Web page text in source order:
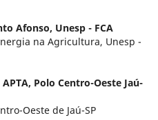
Afonso, Unesp - FCA
na Agricultura, Unesp -
APTA, Polo Centro-Oeste Jaú-
Oeste de Jaú-SP